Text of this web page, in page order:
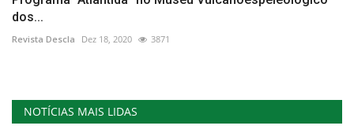
dos...
Revista Descla Dez 18, 2020 3871
NOTÍCIAS MAIS LIDAS